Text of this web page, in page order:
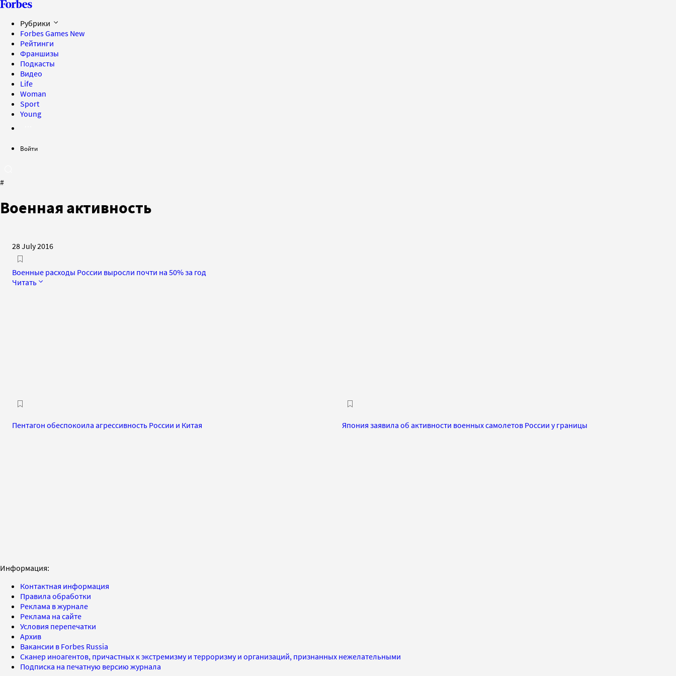
Рубрики
Forbes Games New
Рейтинги
Франшизы
Подкасты
Видео
Life
Woman
Sport
Young
Войти
#
Военная активность
28 July 2016
Военные расходы России выросли почти на 50% за год
Читать
Пентагон обеспокоила агрессивность России и Китая Япония заявила об активности военных самолетов России у границы
Информация:
Контактная информация
Правила обработки
Реклама в журнале
Реклама на сайте
Условия перепечатки
Архив
Вакансии в Forbes Russia
Сканер иноагентов, причастных к экстремизму и терроризму и организаций, признанных нежелательными
Подписка на печатную версию журнала